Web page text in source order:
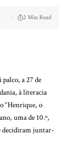
2 Min Read
palco, a 27 de
à literacia
“Henrique, o
uma de 10.º,
decidiram juntar-